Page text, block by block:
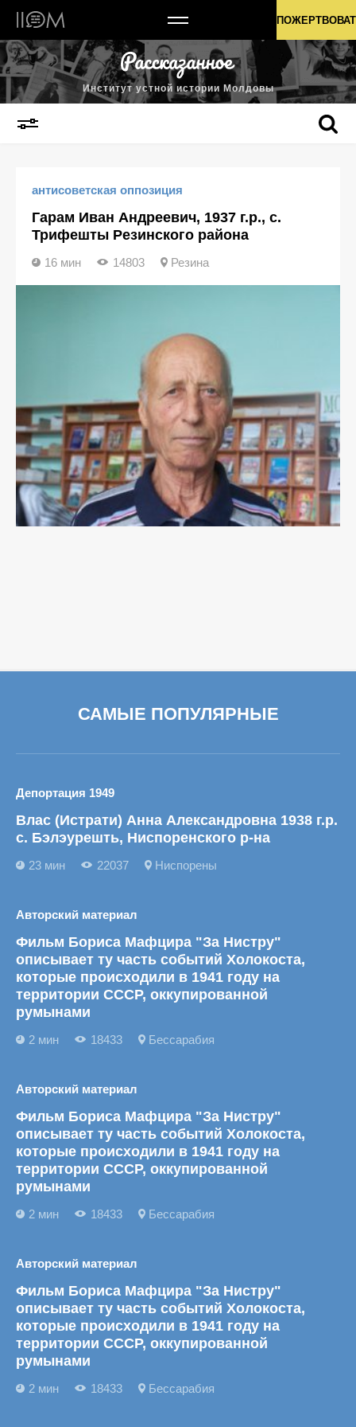
Институт устной истории Молдовы
Институт устной истории Молдовы
антисоветская оппозиция
Гарам Иван Андреевич, 1937 г.р., с.
Трифешты Резинского района
16 мин 14803 Резина
САМЫЕ ПОПУЛЯРНЫЕ
Депортация 1949
Влас (Истрати) Анна Александровна 1938 г.р.
с. Бэлэурешть, Ниспоренского р-на
23 мин 22037 Ниспорены
Авторский материал
Фильм Бориса Мафцира "За Нистру"
описывает ту часть событий Холокоста,
которые происходили в 1941 году на
территории СССР, оккупированной
румынами
2 мин 18433 Бессарабия
Авторский материал
Фильм Бориса Мафцира "За Нистру"
описывает ту часть событий Холокоста,
которые происходили в 1941 году на
территории СССР, оккупированной
румынами
2 мин 18433 Бессарабия
Авторский материал
Фильм Бориса Мафцира "За Нистру"
описывает ту часть событий Холокоста,
которые происходили в 1941 году на
территории СССР, оккупированной
румынами
2 мин 18433 Бессарабия